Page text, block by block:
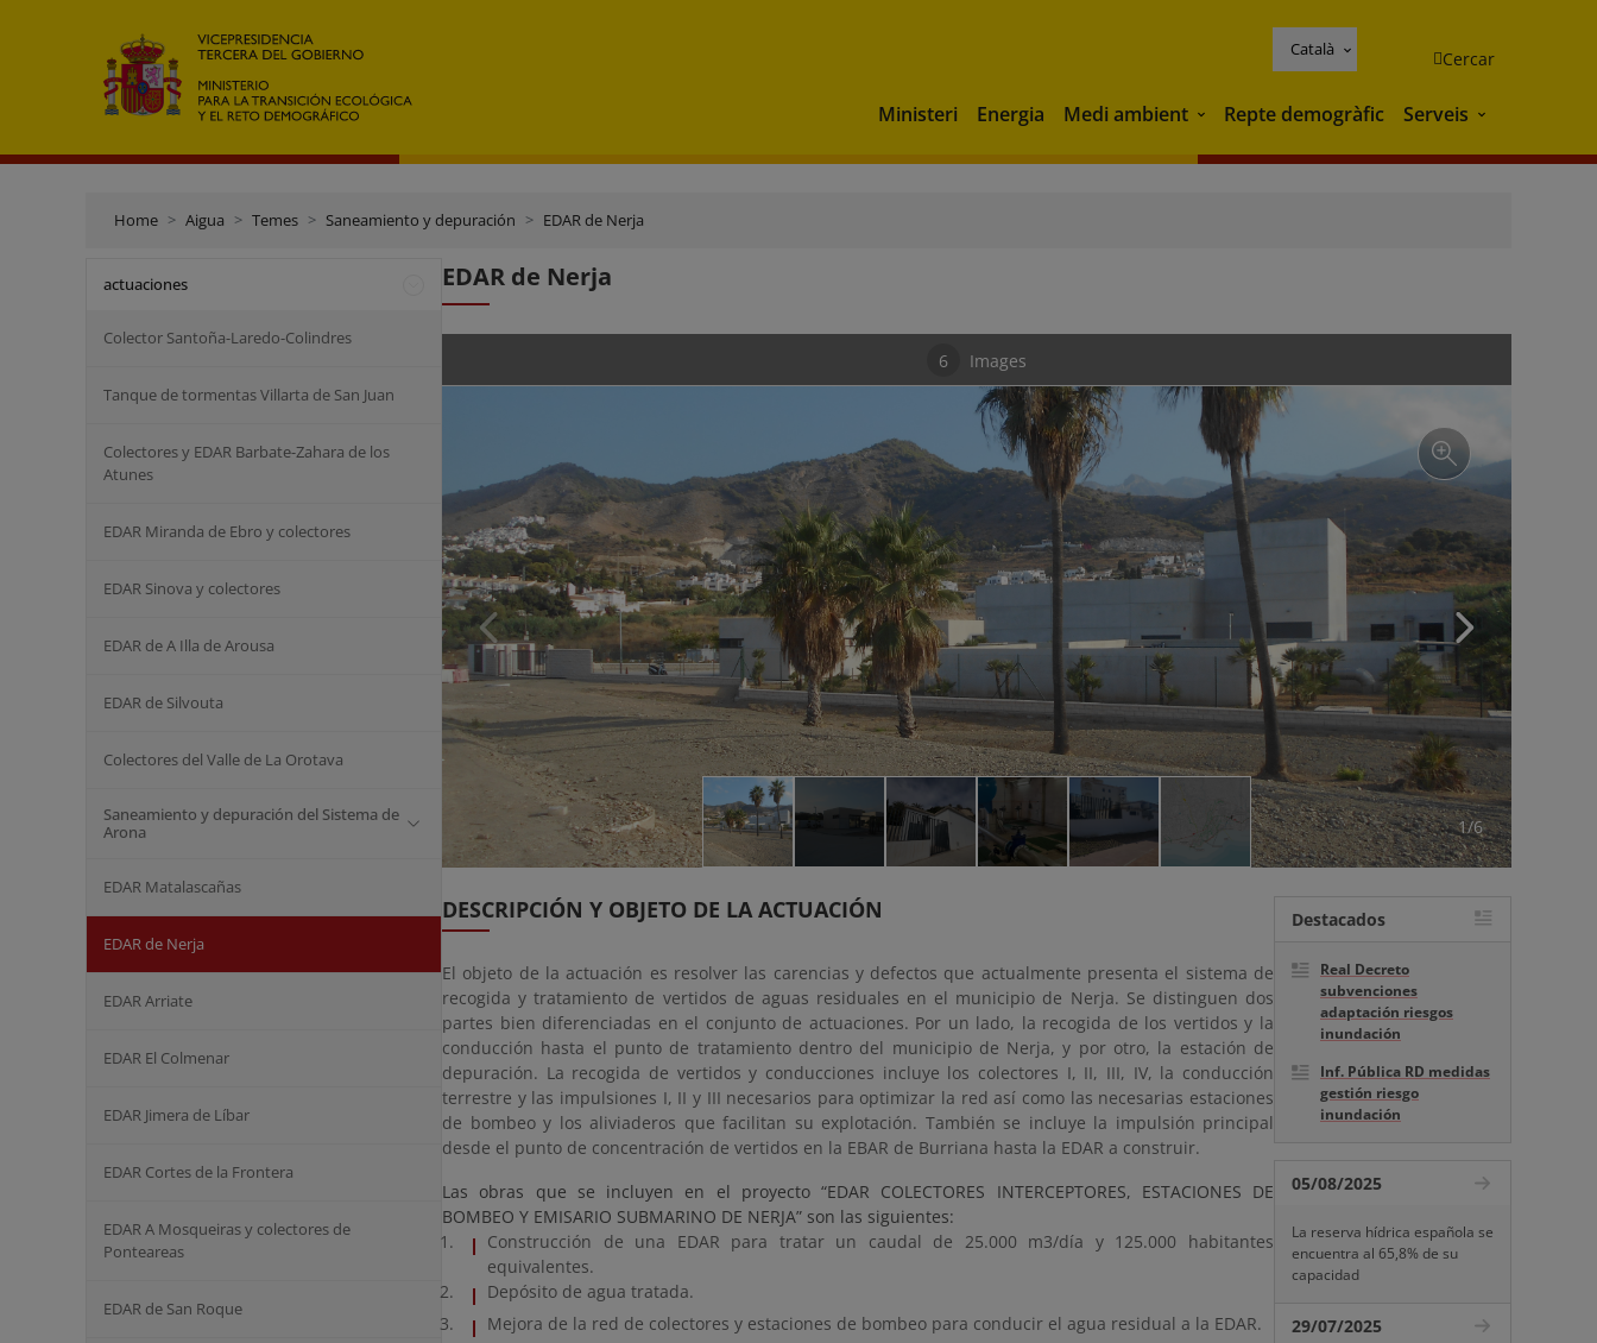
Català Cercar
Ministeri Energia Medi ambient Medi ambient
Repte demogràfic Serveis Serveis
Home Aigua Temes Saneamiento y depuración EDAR de Nerja
actuaciones
Colector Santoña-Laredo-Colindres
Tanque de tormentas Villarta de San Juan
Colectores y EDAR Barbate-Zahara de los
Atunes
EDAR Miranda de Ebro y colectores
EDAR Sinova y colectores
EDAR de A Illa de Arousa
EDAR de Silvouta
Colectores del Valle de La Orotava
Saneamiento y depuración del Sistema de
Arona
EDAR Matalascañas
EDAR de Nerja
EDAR Arriate
EDAR El Colmenar
EDAR Jimera de Líbar
EDAR Cortes de la Frontera
EDAR A Mosqueiras y colectores de
Ponteareas
EDAR de San Roque
EDAR de Nerja
6 Images
1/6
DESCRIPCIÓN Y OBJETO DE LA ACTUACIÓN
El objeto de la actuación es resolver las carencias y defectos que actualmente presenta el sistema de
recogida y tratamiento de vertidos de aguas residuales en el municipio de Nerja. Se distinguen dos
partes bien diferenciadas en el conjunto de actuaciones. Por un lado, la recogida de los vertidos y la
conducción hasta el punto de tratamiento dentro del municipio de Nerja, y por otro, la estación de
depuración. La recogida de vertidos y conducciones incluye los colectores I, II, III, IV, la conducción
terrestre y las impulsiones I, II y III necesarios para optimizar la red así como las necesarias estaciones
de bombeo y los aliviaderos que facilitan su explotación. También se incluye la impulsión principal
desde el punto de concentración de vertidos en la EBAR de Burriana hasta la EDAR a construir.
Las obras que se incluyen en el proyecto “EDAR COLECTORES INTERCEPTORES, ESTACIONES DE
BOMBEO Y EMISARIO SUBMARINO DE NERJA” son las siguientes:
Construcción de una EDAR para tratar un caudal de 25.000 m3/día y 125.000 habitantes
equivalentes.
Depósito de agua tratada.
Mejora de la red de colectores y estaciones de bombeo para conducir el agua residual a la EDAR.
Destacados
Real Decreto
subvenciones
adaptación riesgos
inundación
Inf. Pública RD medidas
gestión riesgo
inundación
05/08/2025
La reserva hídrica española se
encuentra al 65,8% de su
capacidad
29/07/2025